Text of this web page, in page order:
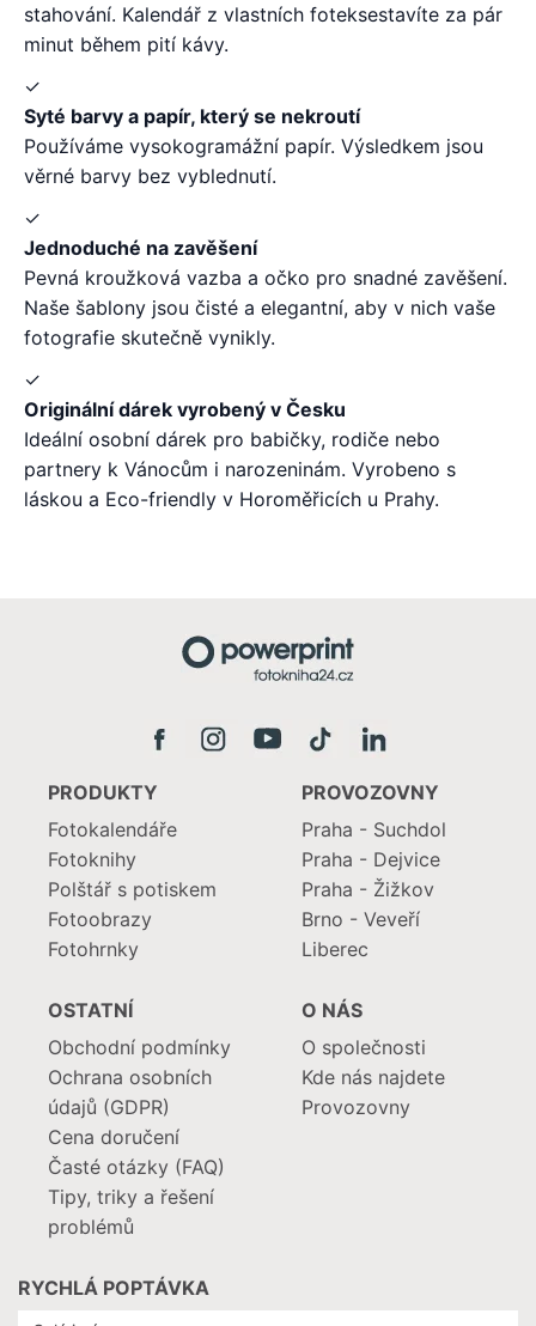
stahování. Kalendář z vlastních foteksestavíte za pár
minut během pití kávy.
✓
Syté barvy a papír, který se nekroutí
Používáme vysokogramážní papír. Výsledkem jsou
věrné barvy bez vyblednutí.
✓
Jednoduché na zavěšení
Pevná kroužková vazba a očko pro snadné zavěšení.
Naše šablony jsou čisté a elegantní, aby v nich vaše
fotografie skutečně vynikly.
✓
Originální dárek vyrobený v Česku
Ideální osobní dárek pro babičky, rodiče nebo
partnery k Vánocům i narozeninám. Vyrobeno s
láskou a Eco-friendly v Horoměřicích u Prahy.
PRODUKTY
Fotokalendáře
Fotoknihy
Polštář s potiskem
Fotoobrazy
Fotohrnky
PROVOZOVNY
Praha - Suchdol
Praha - Dejvice
Praha - Žižkov
Brno - Veveří
Liberec
OSTATNÍ
Obchodní podmínky
Ochrana osobních
údajů (GDPR)
Cena doručení
Časté otázky (FAQ)
Tipy, triky a řešení
problémů
O NÁS
O společnosti
Kde nás najdete
Provozovny
RYCHLÁ POPTÁVKA